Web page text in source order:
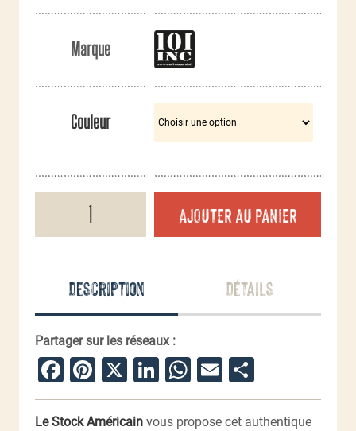
Marque
Couleur
AJOUTER AU PANIER
Description Détails
Partager sur les réseaux :
Facebook
Pinterest
X LinkedIn
WhatsApp
Email
Le Stock Américain vous propose cet authentique